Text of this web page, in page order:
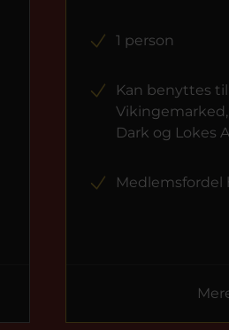
1 person
Kan benyttes
Dark og Lokes
Medlemsfordel